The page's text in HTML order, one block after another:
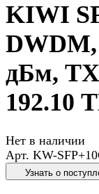
KIWI
DWDM,
дБм,
192.10
Нет в наличии
Арт. KW-
Узнать о